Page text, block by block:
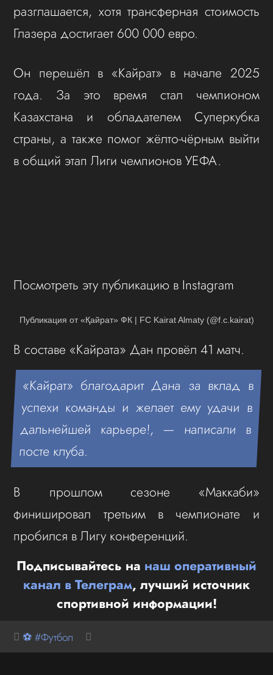
разглашается, хотя трансферная стоимость
Глазера достигает 600 000 евро.
Он перешёл в «Кайрат» в начале 2025
года. За это время стал чемпионом
Казахстана и обладателем Суперкубка
страны, а также помог жёлто-чёрным выйти
в общий этап Лиги чемпионов УЕФА.
Посмотреть эту публикацию в Instagram
Публикация от «Қайрат» ФК | FC Kairat Almaty (@f.c.kairat)
В составе «Кайрата» Дан провёл 41 матч.
«Кайрат» благодарит Дана за вклад в
успехи команды и желает ему удачи в
дальнейшей карьере!, — написали в
посте клуба.
В прошлом сезоне «Маккаби»
финишировал третьим в чемпионате и
пробился в Лигу конференций.
Подписывайтесь на наш оперативный
канал в Телеграм, лучший источник
спортивной информации!
⚽ #Футбол